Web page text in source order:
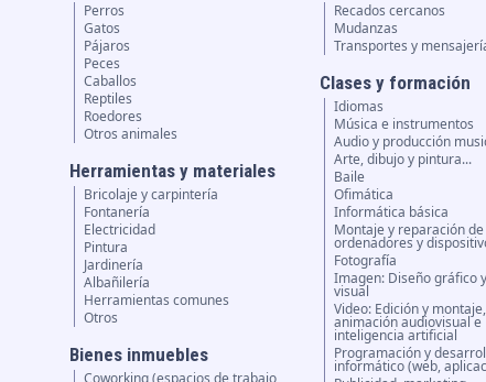
Perros
Gatos
Pájaros
Peces
Caballos
Reptiles
Roedores
Otros animales
Herramientas y materiales
Bricolaje y carpintería
Fontanería
Electricidad
Pintura
Jardinería
Albañilería
Herramientas comunes
Otros
Bienes inmuebles
Coworking (espacios de trabajo
Recados cercanos
Mudanzas
Transportes y
Clases y formación
Idiomas
Música e instrumentos
Audio y producción
Arte, dibujo y pintura...
Baile
Ofimática
Informática básica
Montaje y reparación de
ordenadores y
Fotografía
Imagen: Diseño gráfico
visual
Video: Edición y montaje,
animación audiovisual e
inteligencia artificial
Programación y
informático (web,